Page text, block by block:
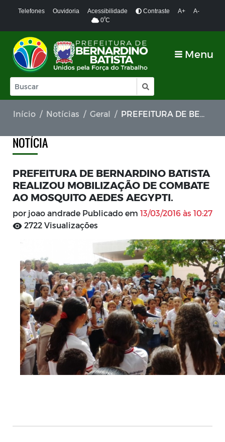
Telefones Ouvidoria Acessibilidade Contraste A+
A-
0ºC
Menu
Início Notícias Geral PREFEITURA DE BERNARDINO BATISTA REALIZOU MOBILIZAÇÃO DE COMBATE AO MOSQUITO AEDES AEGYPTI.
NOTÍCIA
PREFEITURA DE BERNARDINO BATISTA
REALIZOU MOBILIZAÇÃO DE COMBATE
AO MOSQUITO AEDES AEGYPTI.
por joao andrade Publicado em 13/03/2016 às 10:27
2722 Visualizações